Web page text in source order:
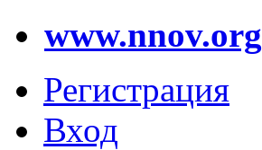
www.nnov.org
Регистрация
Вход